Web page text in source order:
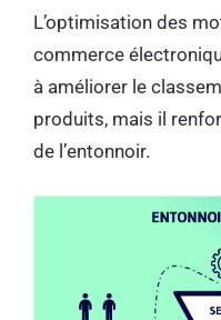
L’optimisation des
commerce
à améliorer le
produits, mais il
de l’entonnoir.